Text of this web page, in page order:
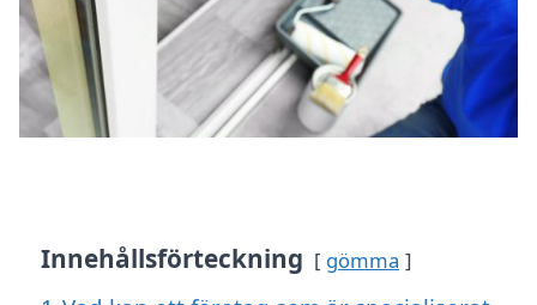
Innehållsförteckning gömma